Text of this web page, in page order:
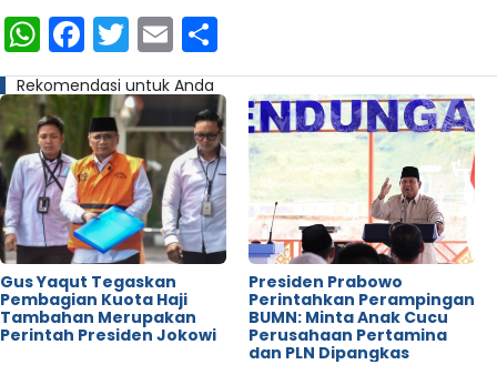
WhatsApp
Facebook
Twitter
Email
Rekomendasi untuk Anda
Gus Yaqut Tegaskan
Pembagian Kuota Haji
Tambahan Merupakan
Perintah Presiden Jokowi
Presiden Prabowo
Perintahkan Perampingan
BUMN: Minta Anak Cucu
Perusahaan Pertamina
dan PLN Dipangkas